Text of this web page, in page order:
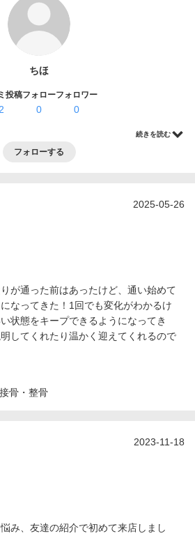
ちほ
投稿
2
フォロー
0
フォロワー
0
続きを読む
フォローする
2025-05-26
が通った前はあったけど、通い始めて
なってきた！1回でも変化がわかるけ
状態をキープできるようになってき
してくれたり温かく迎えてくれるので
接骨・整骨
2023-11-18
み、友達の紹介で初めて来店しまし